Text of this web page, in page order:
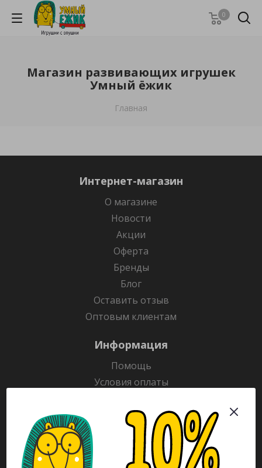
0
Магазин развивающих игрушек
Умный ёжик
Главная
Интернет-магазин
О магазине
Новости
Акции
Оферта
Бренды
Блог
Оставить отзыв
Оптовым клиентам
Информация
Помощь
Условия оплаты
Гарантия на товар
Раскраски
Рекламодателям